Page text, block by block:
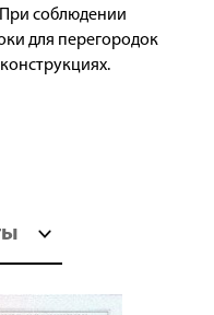
соблюдении
для перегородок